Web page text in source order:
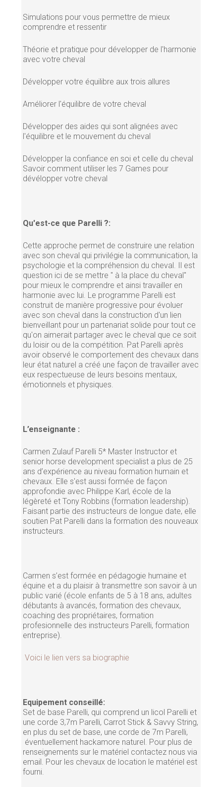
Simulations pour vous permettre de mieux
comprendre et ressentir
Théorie et pratique pour développer de l'harmonie
avec votre cheval
Développer votre équilibre aux trois allures
Améliorer l'équilibre de votre cheval
Développer des aides qui sont alignées avec
l'équilibre et le mouvement du cheval
Développer la confiance en soi et celle du cheval
Savoir comment utiliser les 7 Games pour
dévélopper votre cheval
Qu'est-ce que Parelli ?:
Cette approche permet de construire une relation
avec son cheval qui privilégie la communication, la
psychologie et la compréhension du cheval. Il est
question ici de se mettre " à la place du cheval"
pour mieux le comprendre et ainsi travailler en
harmonie avec lui. Le programme Parelli est
construit de manière progressive pour évoluer
avec son cheval dans la construction d'un lien
bienveillant pour un partenariat solide pour tout ce
qu'on aimerait partager avec le cheval que ce soit
du loisir ou de la compétition. Pat Parelli après
avoir observé le comportement des chevaux dans
leur état naturel a créé une façon de travailler avec
eux respectueuse de leurs besoins mentaux,
émotionnels et physiques.
L’enseignante :
Carmen Zulauf Parelli 5* Master Instructor et
senior horse development specialist a plus de 25
ans d’expérience au niveau formation humain et
chevaux. Elle s'est aussi formée de façon
approfondie avec Philippe Karl, école de la
légèreté et Tony Robbins (formation leadership).
Faisant partie des instructeurs de longue date, elle
soutien Pat Parelli dans la formation des nouveaux
instructeurs.
Carmen s’est formée en pédagogie humaine et
équine et a du plaisir à transmettre son savoir à un
public varié (école enfants de 5 à 18 ans, adultes
débutants à avancés, formation des chevaux,
coaching des propriétaires, formation
profesionnelle des instructeurs Parelli, formation
entreprise).
Voici le lien vers sa biographie
Equipement conseillé:
Set de base Parelli, qui comprend un licol Parelli et
une corde 3,7m Parelli, Carrot Stick & Savvy String,
en plus du set de base, une corde de 7m Parelli,
éventuellement hackamore naturel. Pour plus de
renseignements sur le matériel contactez nous via
email. Pour les chevaux de location le matériel est
fourni.